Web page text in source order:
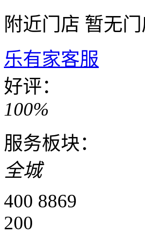
附近门店 暂无
乐有家客服
好评：
100%
服务板块：
全城
400 8869
200